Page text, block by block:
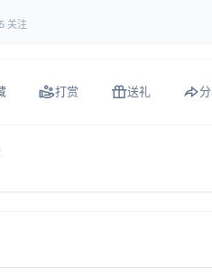
关注
打赏 送礼